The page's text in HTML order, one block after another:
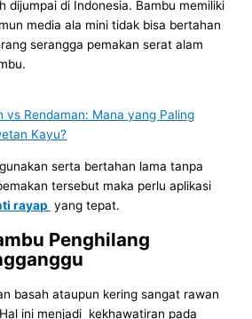
dijumpai di Indonesia. Bambu memiliki
media ala mini tidak bisa bertahan
serangga pemakan serat alam
vs Rendaman: Mana yang Paling
Kayu?
serta bertahan lama tanpa
tersebut maka perlu aplikasi
rayap yang tepat.
Penghilang
basah ataupun kering sangat rawan
ini menjadi kekhawatiran pada